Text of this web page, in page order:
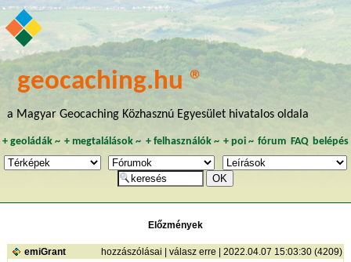
geocaching.hu ®
a Magyar Geocaching Közhasznú Egyesület hivatalos oldala
+ geoládák~ +megtalálások ~ + felhasználók~ + poi~ fórum FAQ belépés
Előzmények
emiGrant hozzászólásai | válasz erre | 2022.04.07 15:03:30 (4209)